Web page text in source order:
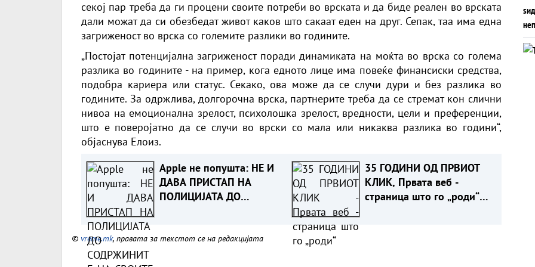
секој пар треба да ги процени своите потреби во врската и да биде реален во врската
дали можат да си обезбедат живот каков што сакаат еден на друг. Сепак, таа има една
загриженост во врска со големите разлики во годините.
„Постојат потенцијална загриженост поради динамиката на моќта во врска со голема
разлика во годините - на пример, кога едното лице има повеќе финансиски средства,
подобра кариера или статус. Секако, ова може да се случи дури и без разлика во
годините. За одржлива, долгорочна врска, партнерите треба да се стремат кон слични
нивоа на емоционална зрелост, психолошка зрелост, вредности, цели и преференции,
што е поверојатно да се случи во врски со мала или никаква разлика во години“,
објаснува Елоиз.
Apple не попушта: НЕ И
ДАВА ПРИСТАП НА
ПОЛИЦИЈАТА ДО
35 ГОДИНИ ОД ПРВИОТ
КЛИК, Првата веб -
страница што го „роди“
© vreme.mk, правата за текстот се на редакцијата